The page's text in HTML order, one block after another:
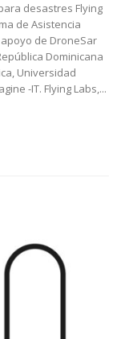
desastres Flying
de Asistencia
apoyo de DroneSar
Dominicana
Universidad
-IT. Flying Labs,...